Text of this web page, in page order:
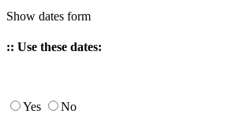
Show dates form
:: Use these dates:
Yes No